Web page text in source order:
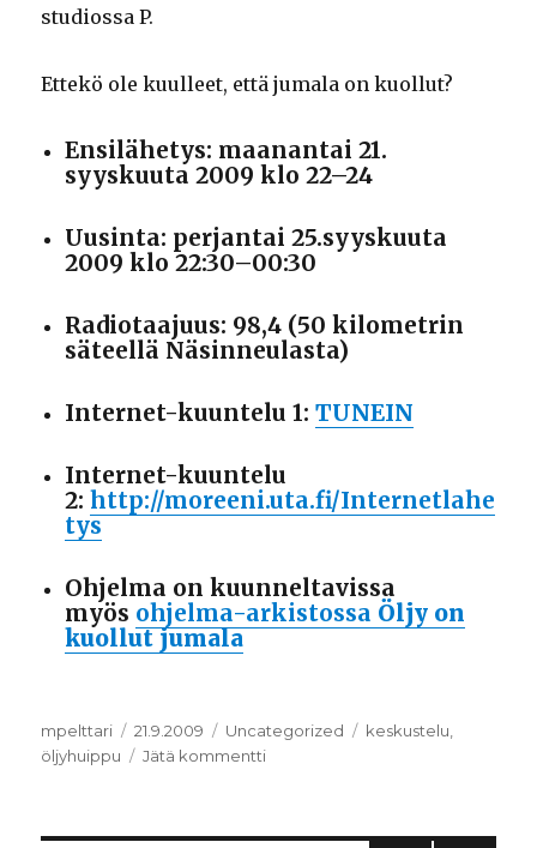
studiossa P.
Ettekö ole kuulleet, että jumala on kuollut?
Ensilähetys: maanantai 21.
syyskuuta 2009 klo 22–24
Uusinta: perjantai 25.syyskuuta
2009 klo 22:30–00:30
Radiotaajuus: 98,4 (50 kilometrin
säteellä Näsinneulasta)
Internet-kuuntelu 1:TUNEIN
Internet-kuuntelu
2:http://moreeni.uta.fi/Internetlahe
tys
Ohjelma on kuunneltavissa
myös ohjelma-arkistossa Öljy on
kuollut jumala
Kirjoittaja
mpelttari Julkaistu
21.9.2009 Kategoriat
Uncategorized Avainsanat
keskustelu,
öljyhuippu
Jätä kommentti
kuollut